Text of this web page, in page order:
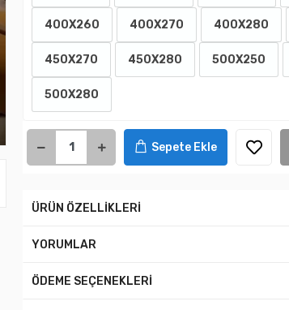
400X260 400X270 400X280
450X270 450X280 500X250
500X280
Sepete Ekle
ÜRÜN ÖZELLİKLERİ
YORUMLAR
ÖDEME SEÇENEKLERİ